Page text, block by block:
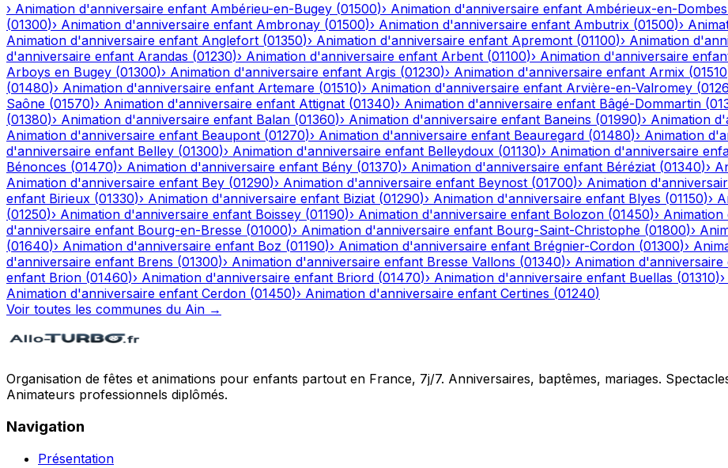
› Animation d'anniversaire enfant Ambérieu-en-Bugey (01500)› Animation d'anniversaire enfant Ambérieux-en-Dombes
(01300)› Animation d'anniversaire enfant Ambronay (01500)› Animation d'anniversaire enfant Ambutrix (01500)›
Animation d'anniversaire enfant Anglefort (01350)› Animation d'anniversaire enfant Apremont (01100)› Animation
d'anniversaire enfant Arandas (01230)› Animation d'anniversaire enfant Arbent (01100)› Animation d'anniversaire
Arboys en Bugey (01300)› Animation d'anniversaire enfant Argis (01230)› Animation d'anniversaire enfant Armix (01510
(01480)› Animation d'anniversaire enfant Artemare (01510)› Animation d'anniversaire enfant Arvière-en-Valromey (
Saône (01570)› Animation d'anniversaire enfant Attignat (01340)› Animation d'anniversaire enfant Bâgé-Dommartin (
(01380)› Animation d'anniversaire enfant Balan (01360)› Animation d'anniversaire enfant Baneins (01990)› Animation
Animation d'anniversaire enfant Beaupont (01270)› Animation d'anniversaire enfant Beauregard (01480)› Animation
d'anniversaire enfant Belley (01300)› Animation d'anniversaire enfant Belleydoux (01130)› Animation d'anniversaire
Bénonces (01470)› Animation d'anniversaire enfant Bény (01370)› Animation d'anniversaire enfant Béréziat (01340)›
Animation d'anniversaire enfant Bey (01290)› Animation d'anniversaire enfant Beynost (01700)› Animation
enfant Birieux (01330)› Animation d'anniversaire enfant Biziat (01290)› Animation d'anniversaire enfant Blyes (01150)›
(01250)› Animation d'anniversaire enfant Boissey (01190)› Animation d'anniversaire enfant Bolozon (01450)›
d'anniversaire enfant Bourg-en-Bresse (01000)› Animation d'anniversaire enfant Bourg-Saint-Christophe (01800)›
(01640)› Animation d'anniversaire enfant Boz (01190)› Animation d'anniversaire enfant Brégnier-Cordon (01300)›
d'anniversaire enfant Brens (01300)› Animation d'anniversaire enfant Bresse Vallons (01340)› Animation d'anniversaire
enfant Brion (01460)› Animation d'anniversaire enfant Briord (01470)› Animation d'anniversaire enfant Buellas (01310)›
Animation d'anniversaire enfant Cerdon (01450)› Animation d'anniversaire enfant Certines (01240)
Voir toutes les communes du Ain →
Organisation de fêtes et animations pour enfants partout en France, 7j/7. Anniversaires, baptêmes, mariages.
Animateurs professionnels diplômés.
Navigation
Présentation